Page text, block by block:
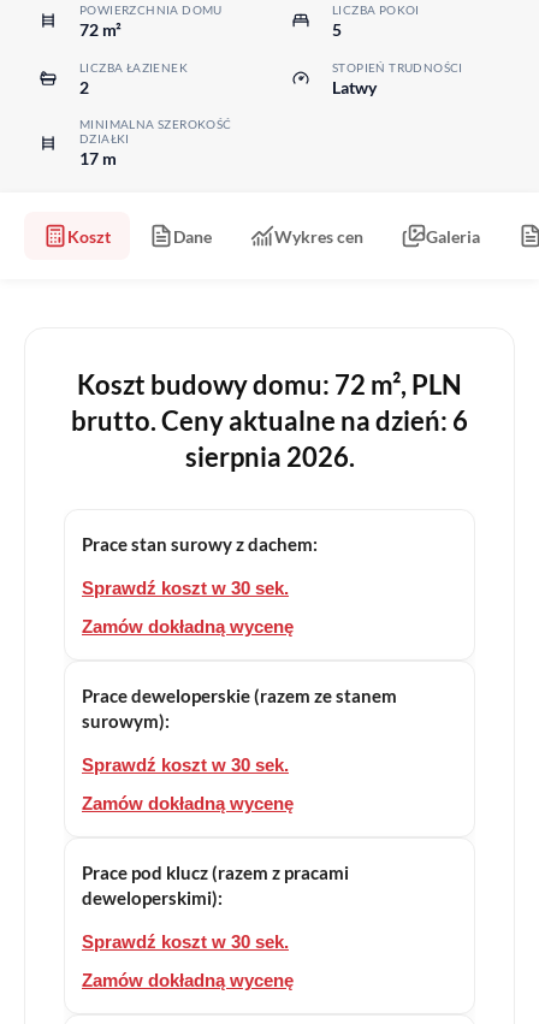
POWIERZCHNIA DOMU
72 m²
LICZBA POKOI
5
LICZBA ŁAZIENEK
2
STOPIEŃ TRUDNOŚCI
Latwy
MINIMALNA SZEROKOŚĆ
DZIAŁKI
17 m
Koszt Dane Wykres cen Galeria
Koszt budowy domu: 72 m², PLN
brutto. Ceny aktualne na dzień: 6
sierpnia 2026.
Prace stan surowy z dachem:
Sprawdź koszt w 30 sek.
Zamów dokładną wycenę
Prace deweloperskie (razem ze stanem
surowym):
Sprawdź koszt w 30 sek.
Zamów dokładną wycenę
Prace pod klucz (razem z pracami
deweloperskimi):
Sprawdź koszt w 30 sek.
Zamów dokładną wycenę